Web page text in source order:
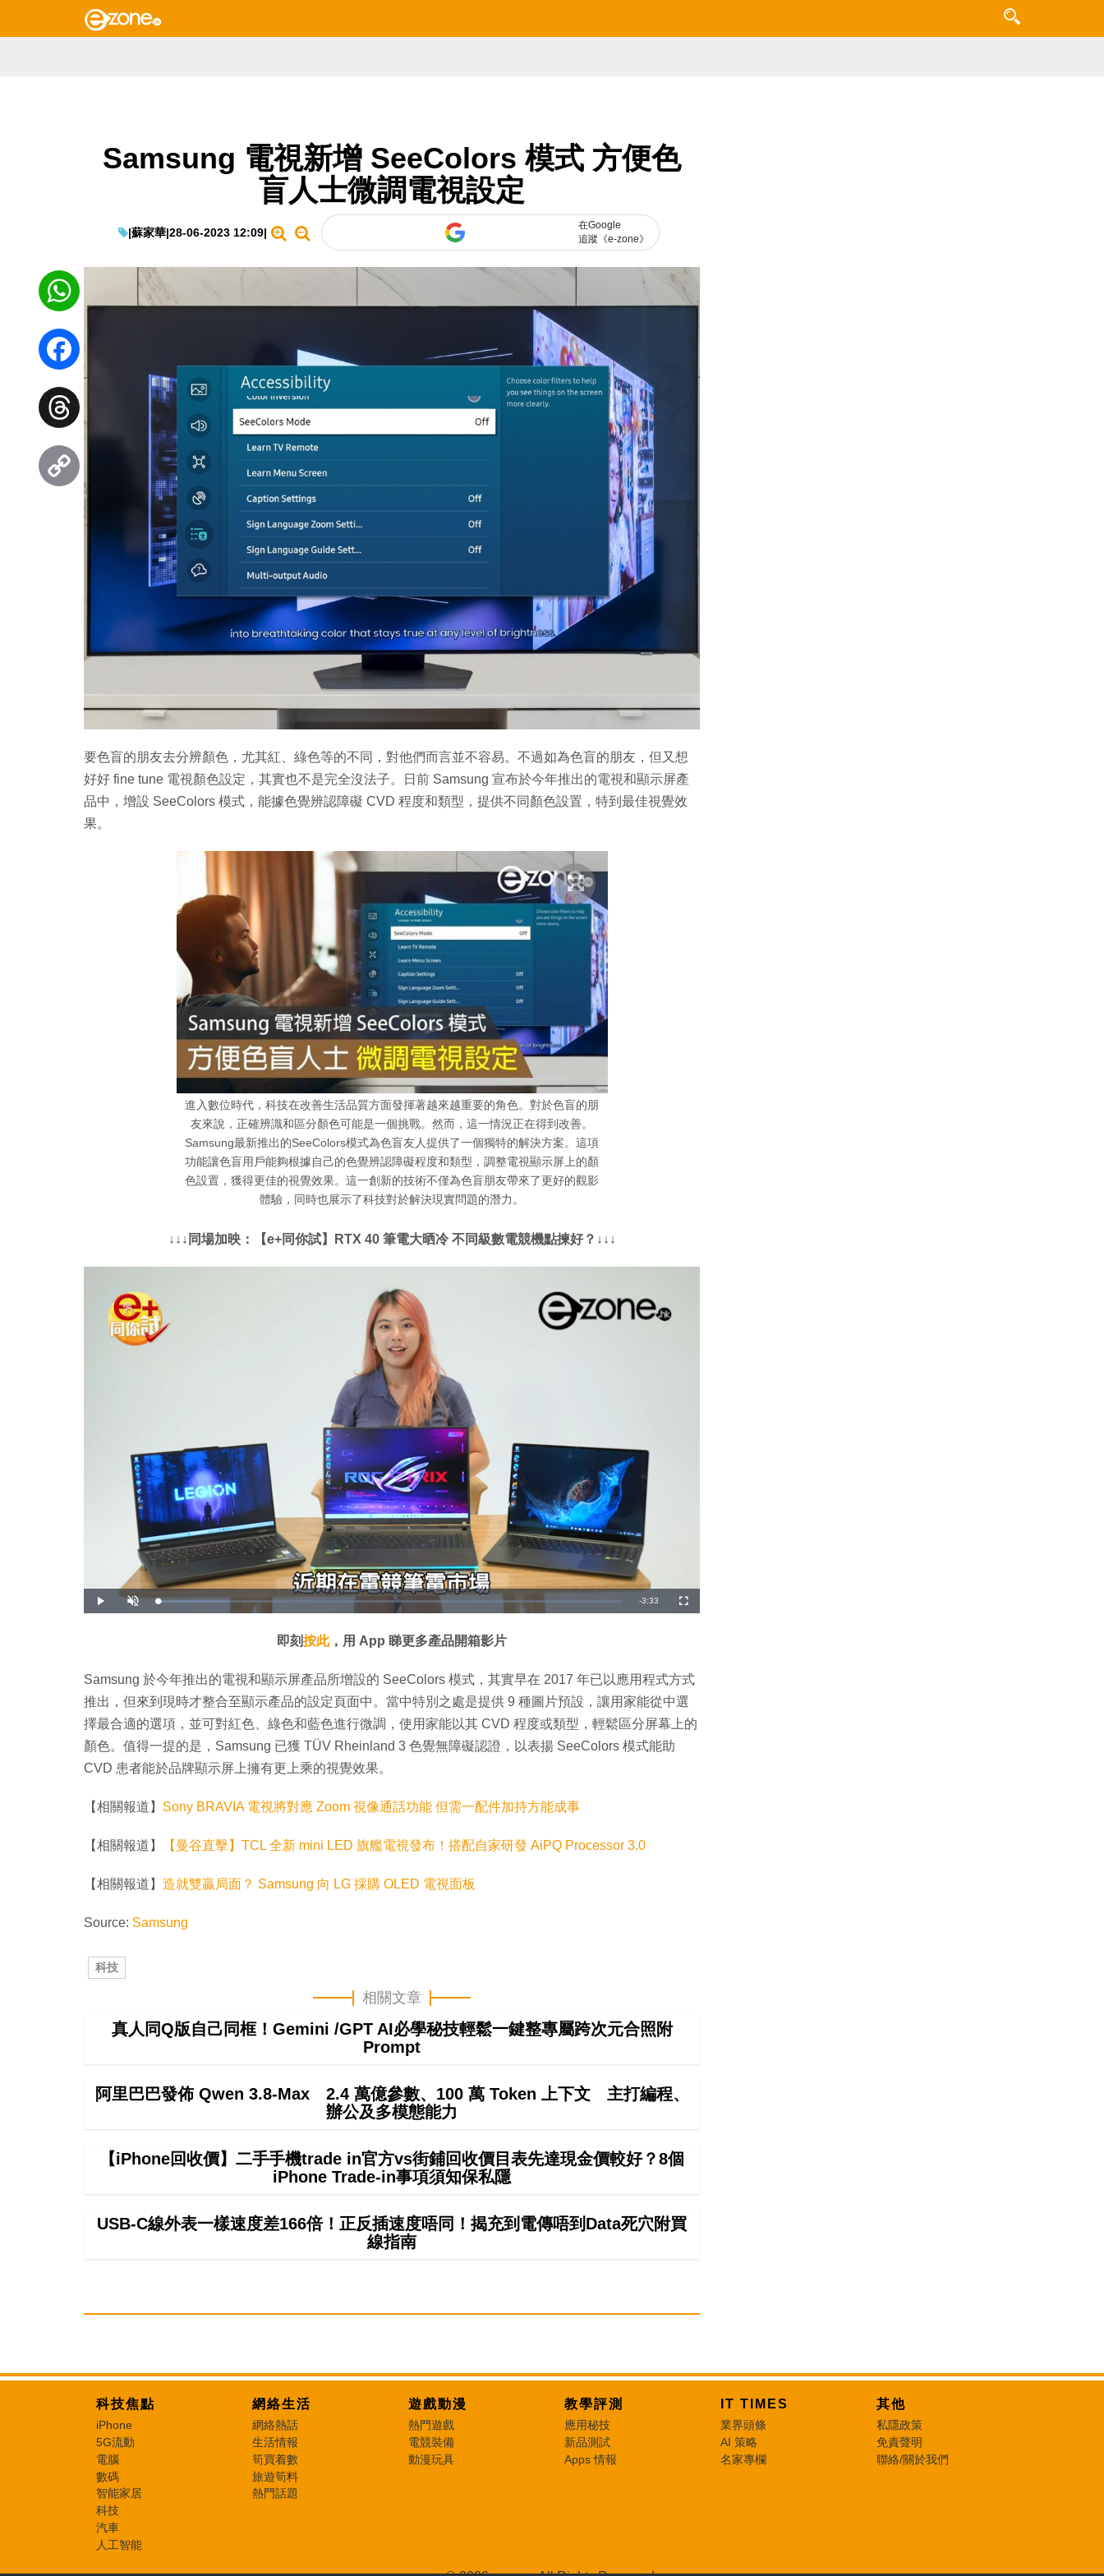
Samsung 電視新增 SeeColors 模式 方便色
盲人士微調電視設定
|蘇家華|28-06-2023 12:09|
在Google
追蹤《e-zone》
要色盲的朋友去分辨顏色，尤其紅、綠色等的不同，對他們而言並不容易。不過如為色盲的朋友，但又想
好好 fine tune 電視顏色設定，其實也不是完全沒法子。日前 Samsung 宣布於今年推出的電視和顯示屏產
品中，增設 SeeColors 模式，能據色覺辨認障礙 CVD 程度和類型，提供不同顏色設置，特到最佳視覺效
果。
進入數位時代，科技在改善生活品質方面發揮著越來越重要的角色。對於色盲的朋
友來說，正確辨識和區分顏色可能是一個挑戰。然而，這一情況正在得到改善。
Samsung最新推出的SeeColors模式為色盲友人提供了一個獨特的解決方案。這項
功能讓色盲用戶能夠根據自己的色覺辨認障礙程度和類型，調整電視顯示屏上的顏
色設置，獲得更佳的視覺效果。這一創新的技術不僅為色盲朋友帶來了更好的觀影
體驗，同時也展示了科技對於解決現實問題的潛力。
↓↓↓同場加映：【e+同你試】RTX 40 筆電大晒冷 不同級數電競機點揀好？↓↓↓
播
放
開
啟
載
入
1
%
剩
間
-3:33
全
螢
即刻按此，用 App 睇更多產品開箱影片
Samsung 於今年推出的電視和顯示屏產品所增設的 SeeColors 模式，其實早在 2017 年已以應用程式方式
推出，但來到現時才整合至顯示產品的設定頁面中。當中特別之處是提供 9 種圖片預設，讓用家能從中選
擇最合適的選項，並可對紅色、綠色和藍色進行微調，使用家能以其 CVD 程度或類型，輕鬆區分屏幕上的
顏色。值得一提的是，Samsung 已獲 TÜV Rheinland 3 色覺無障礙認證，以表揚 SeeColors 模式能助
CVD 患者能於品牌顯示屏上擁有更上乘的視覺效果。
【相關報道】 Sony BRAVIA 電視將對應 Zoom 視像通話功能 但需一配件加持方能成事
【相關報道】 【曼谷直擊】TCL 全新 mini LED 旗艦電視發布！搭配自家研發 AiPQ Processor 3.0
【相關報道】 造就雙贏局面？ Samsung 向 LG 採購 OLED 電視面板
Source: Samsung
科技
相關文章
真人同Q版自己同框！Gemini /GPT AI必學秘技輕鬆一鍵整專屬跨次元合照附
Prompt
阿里巴巴發佈 Qwen 3.8-Max 2.4 萬億參數、100 萬 Token 上下文 主打編程、
辦公及多模態能力
【iPhone回收價】二手手機trade in官方vs街鋪回收價目表先達現金價較好？8個
iPhone Trade-in事項須知保私隱
USB-C線外表一樣速度差166倍！正反插速度唔同！揭充到電傳唔到Data死穴附買
線指南
WhatsApp
Facebook
Threads
科技焦點
iPhone
5G流動
電腦
數碼
智能家居
科技
汽車
人工智能
網絡生活
網絡熱話
生活情報
筍買着數
旅遊筍料
熱門話題
遊戲動漫
熱門遊戲
電競裝備
動漫玩具
教學評測
應用秘技
新品測試
Apps 情報
IT TIMES
業界頭條
AI 策略
名家專欄
其他
私隱政策
免責聲明
聯絡/關於我們